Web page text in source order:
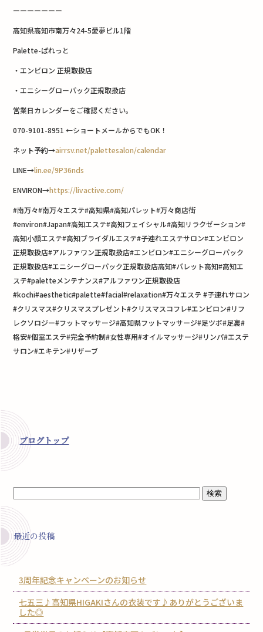
ーーーーーーー
高知県高知市南万々24-5愛夢ビル1階
Palette-ぱれっと
・エンビロン 正規取扱店
・エニシーグローパック正規取扱店
営業日カレンダーをご確認ください。
070-9101-8951 ←ショートメールからでもOK！
ネット予約→airrsv.net/palettesalon/calendar
LINE→lin.ee/9P36nds
ENVIRON→https://livactive.com/
#南万々#南万々エステ#高知県#高知パレット#万々商店街
#environ#Japan#高知エステ#高知フェイシャル#高知リラクゼーション#
高知小顔エステ#高知ブライダルエステ#子連れエステサロン#エンビロン
正規取扱店#アルファワン正規取扱店#エンビロン#エニシーグローパック
正規取扱店#エニシーグローパック正規取扱店高知#パレット高知#高知エ
ステ#paletteメンテナンス#アルファワン正規取扱店
#kochi#aesthetic#palette#facial#relaxation#万々エステ #子連れサロン
#クリスマス#クリスマスプレゼント#クリスマスコフレ#エンビロン#リフ
レクソロジー#フットマッサージ#高知県フットマッサージ#足ツボ#足裏#
格安#個室エステ#完全予約制#女性専用#オイルマッサージ#リンパ#エステ
サロン#エキテン#リザーブ
ブログトップ
最近の投稿
3周年記念キャンペーンのお知らせ
七五三♪高知県HIGAKIさんの衣装です♪ありがとうございま
した◎